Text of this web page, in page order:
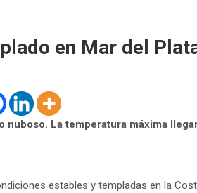
en Mar del
La temperatura máxima
estables y templadas en la